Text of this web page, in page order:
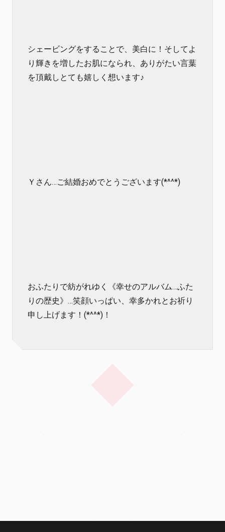
シェービングをすることで、美白に！そしてよ
り輝きを増したお肌になられ、ありがたい言葉
を頂戴しとても嬉しく想います♪
Ｙさん…ご結婚おめでとうございます(*^^*)
おふたりで紡がれゆく《幸せのアルバム…ふた
りの歴史》…笑顔いっぱい、幸多かれとお祈り
申し上げます！(*^^*)！